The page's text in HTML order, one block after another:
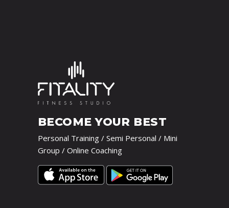
BECOME YOUR BEST
Personal Training / Semi Personal / Mini
Group / Online Coaching